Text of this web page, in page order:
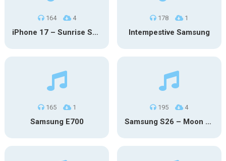
164 4
iPhone 17 – Sunrise Serenity
178 1
Intempestive Samsung
165 1
Samsung E700
195 4
Samsung S26 – Moon Discovery